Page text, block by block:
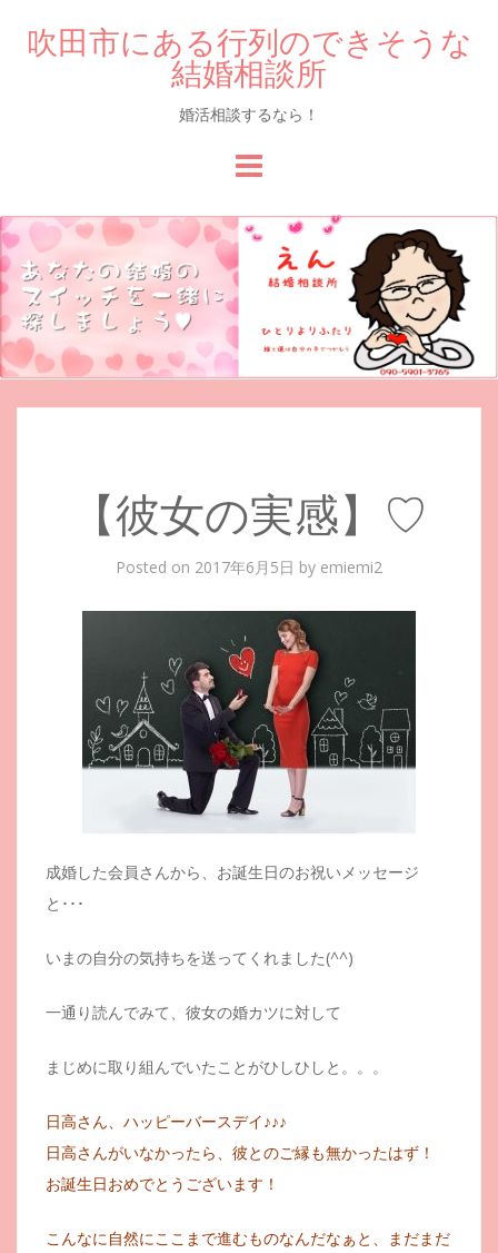
吹田市にある行列のできそうな
結婚相談所
婚活相談するなら！
to
content
【彼女の実感】♡
Posted on 2017年6月5日 by emiemi2
成婚した会員さんから、お誕生日のお祝いメッセージ
と･･･
いまの自分の気持ちを送ってくれました(^^)
一通り読んでみて、彼女の婚カツに対して
まじめに取り組んでいたことがひしひしと。。。
日高さん、ハッピーバースデイ♪♪♪
日高さんがいなかったら、彼とのご縁も無かったはず！
お誕生日おめでとうございます！
こんなに自然にここまで進むものなんだなぁと、まだまだ